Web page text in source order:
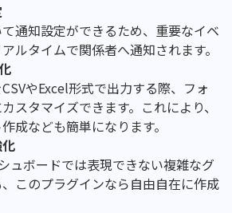
通知設定ができるため、重要なイベ
ルタイムで関係者へ通知されます。
やExcel形式で出力する際、フォ
スタマイズできます。これにより、
成なども簡単になります。
ュボードでは表現できない複雑なグ
このプラグインなら自由自在に作成